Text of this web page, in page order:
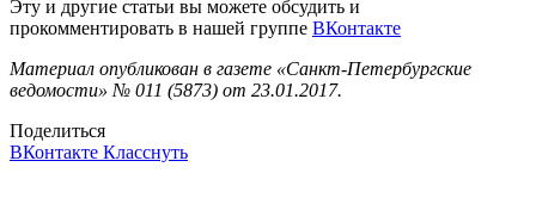
Эту и другие статьи вы можете обсудить и
прокомментировать в нашей группе ВКонтакте
Материал опубликован в газете «Санкт-Петербургские
ведомости» № 011 (5873) от 23.01.2017.
Поделиться
ВКонтакте Класснуть